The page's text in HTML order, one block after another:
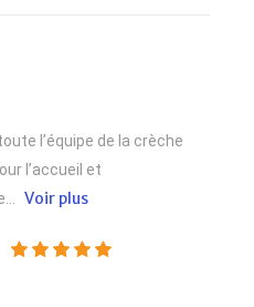
l’équipe de la crèche
l’accueil et
Voir plus